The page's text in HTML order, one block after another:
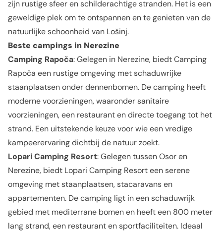
zijn rustige sfeer en schilderachtige stranden. Het is een
geweldige plek om te ontspannen en te genieten van de
natuurlijke schoonheid van Lošinj.
Beste campings in Nerezine
Camping Rapoča: Gelegen in Nerezine, biedt Camping
Rapoča een rustige omgeving met schaduwrijke
staanplaatsen onder dennenbomen. De camping heeft
moderne voorzieningen, waaronder sanitaire
voorzieningen, een restaurant en directe toegang tot het
strand. Een uitstekende keuze voor wie een vredige
kampeerervaring dichtbij de natuur zoekt.
Lopari Camping Resort: Gelegen tussen Osor en
Nerezine, biedt Lopari Camping Resort een serene
omgeving met staanplaatsen, stacaravans en
appartementen. De camping ligt in een schaduwrijk
gebied met mediterrane bomen en heeft een 800 meter
lang strand, een restaurant en sportfaciliteiten. Ideaal